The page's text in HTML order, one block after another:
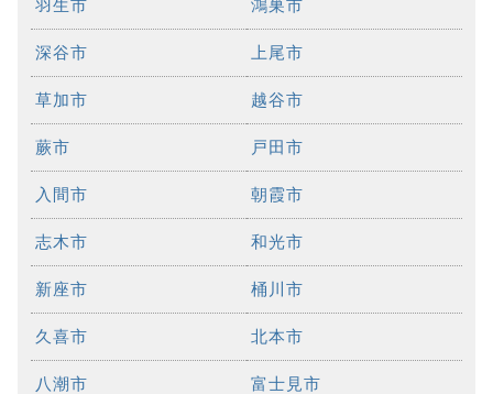
羽生市 鴻巣市
深谷市 上尾市
草加市 越谷市
蕨市 戸田市
入間市 朝霞市
志木市 和光市
新座市 桶川市
久喜市 北本市
八潮市 富士見市